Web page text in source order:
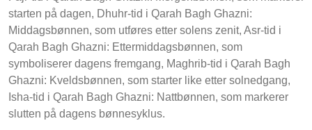
starten på dagen, Dhuhr-tid i Qarah Bagh Ghazni:
Middagsbønnen, som utføres etter solens zenit, Asr-tid i
Qarah Bagh Ghazni: Ettermiddagsbønnen, som
symboliserer dagens fremgang, Maghrib-tid i Qarah Bagh
Ghazni: Kveldsbønnen, som starter like etter solnedgang,
Isha-tid i Qarah Bagh Ghazni: Nattbønnen, som markerer
slutten på dagens bønnesyklus.